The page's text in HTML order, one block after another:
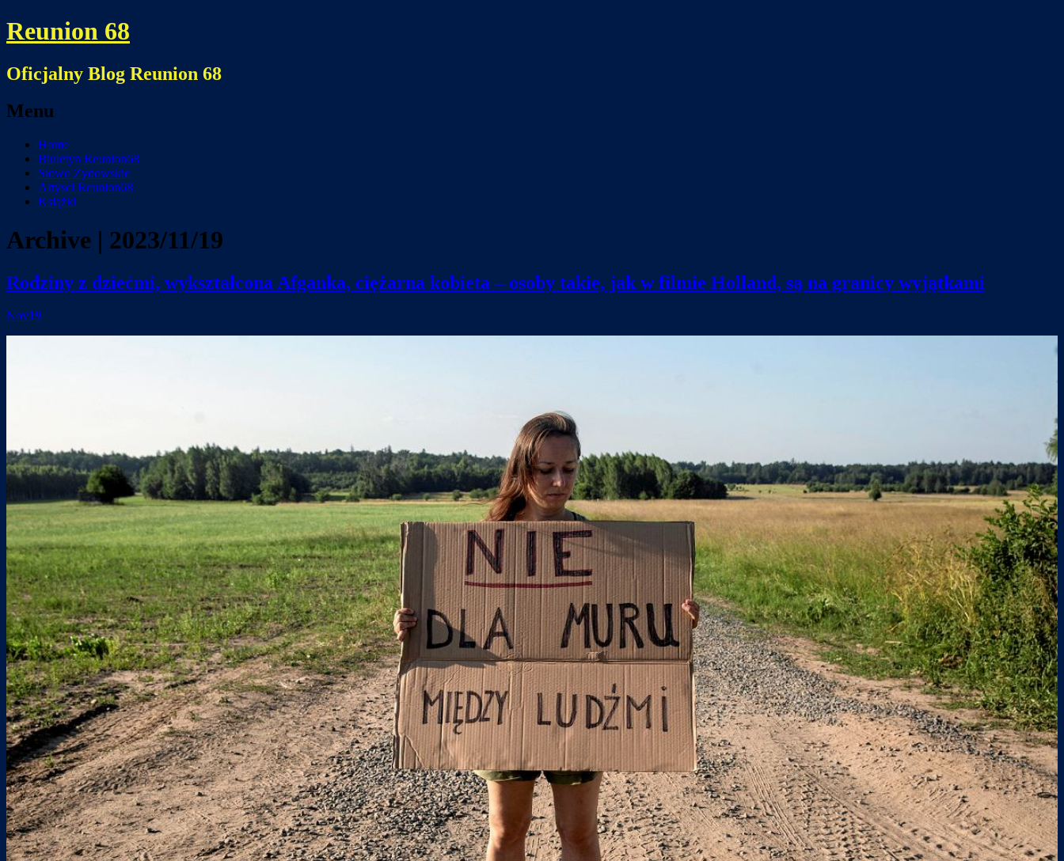
Reunion 68
Oficjalny Blog Reunion 68
Menu
Skip
content
Home
Biuletyn Reunion68
Słowo Żydowskie
Artysci Reunion68
Książki
Archive | 2023/11/19
Rodziny z dziećmi, wykształcona Afganka, ciężarna kobieta – osoby takie, jak w filmie Holland, są na granicy wyjątkami
Nov19